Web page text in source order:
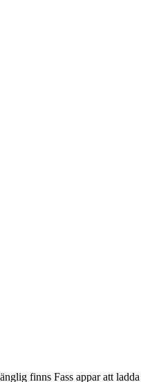
finns Fass appar att